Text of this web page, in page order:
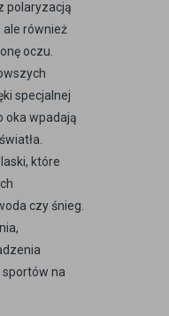
polaryzacją
ale również
oczu.
specjalnej
oka wpadają
które
czy śnieg.
na